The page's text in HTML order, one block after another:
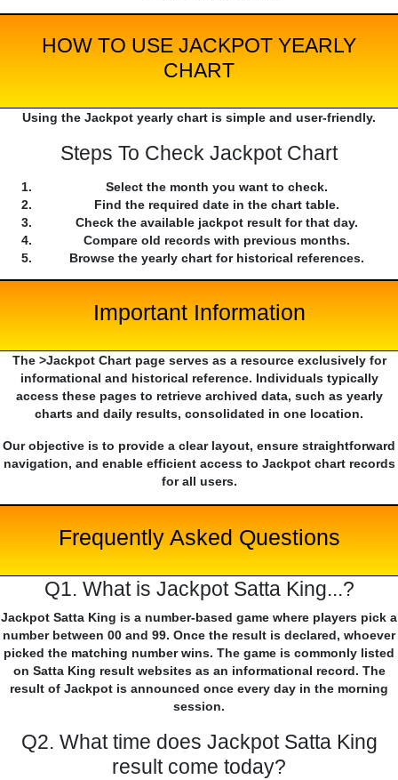
HOW TO USE JACKPOT YEARLY
CHART
Using the Jackpot yearly chart is simple and user-friendly.
Steps To Check Jackpot Chart
Select the month you want to check.
Find the required date in the chart table.
Check the available jackpot result for that day.
Compare old records with previous months.
Browse the yearly chart for historical references.
Important Information
The >Jackpot Chart page serves as a resource exclusively for
informational and historical reference. Individuals typically
access these pages to retrieve archived data, such as yearly
charts and daily results, consolidated in one location.
Our objective is to provide a clear layout, ensure straightforward
navigation, and enable efficient access to Jackpot chart records
for all users.
Frequently Asked Questions
Q1. What is Jackpot Satta King...?
Jackpot Satta King is a number-based game where players pick a
number between 00 and 99. Once the result is declared, whoever
picked the matching number wins. The game is commonly listed
on Satta King result websites as an informational record. The
result of Jackpot is announced once every day in the morning
session.
Q2. What time does Jackpot Satta King
result come today?